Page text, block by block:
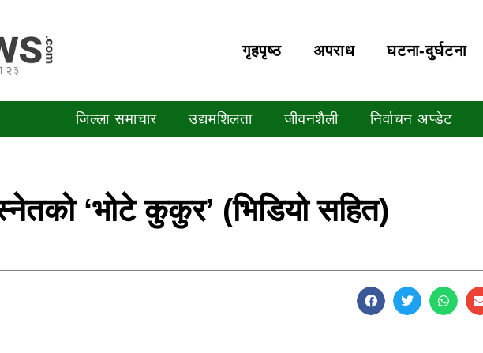
२३
गृहपृष्‍ठ अपराध घटना-दुर्घटना
जिल्ला समाचार उद्यमशिलता जीवनशैली निर्वाचन अप्डेट
‘भोटे कुकुर’ (भिडियो सहित)